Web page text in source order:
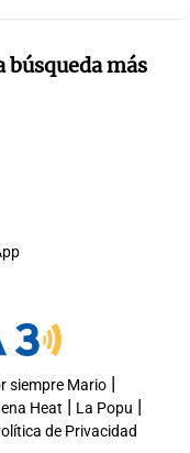
más
siempre Mario|
Heat | La Popu |
de Privacidad